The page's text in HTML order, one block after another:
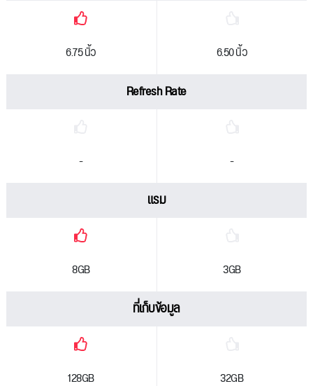
6.75 นิ้ว 6.50 นิ้ว
Refresh Rate
- -
แรม
8GB 3GB
ที่เก็บข้อมูล
128GB 32GB